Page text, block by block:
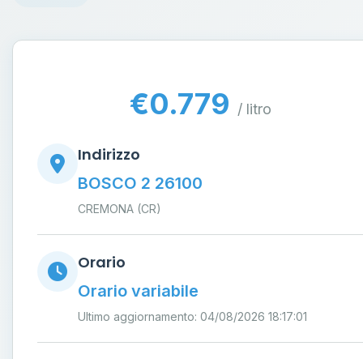
€0.779 / litro
Indirizzo
BOSCO 2 26100
CREMONA (CR)
Orario
Orario variabile
Ultimo aggiornamento: 04/08/2026 18:17:01